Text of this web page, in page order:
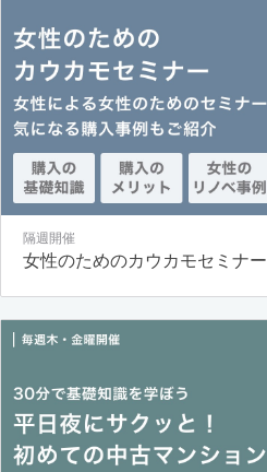
隔週開催
女性のためのカウカモセミナー